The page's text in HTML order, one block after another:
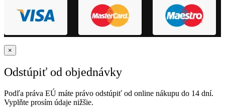
×
Odstúpiť od objednávky
Podľa práva EÚ máte právo odstúpiť od online nákupu do 14 dní.
Vyplňte prosím údaje nižšie.